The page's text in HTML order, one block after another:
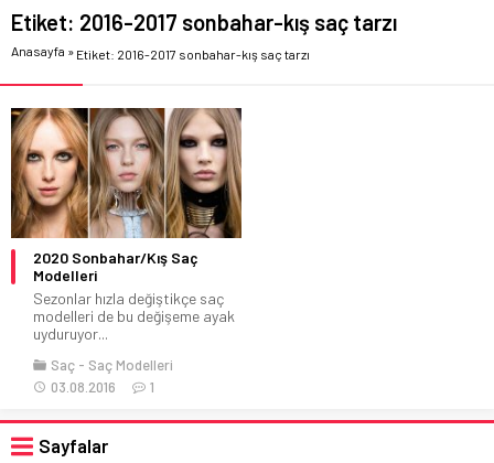
Etiket: 2016-2017 sonbahar-kış saç tarzı
Anasayfa » Etiket: 2016-2017 sonbahar-kış saç tarzı
2020 Sonbahar/Kış Saç
Modelleri
Sezonlar hızla değiştikçe saç
modelleri de bu değişeme ayak
uyduruyor...
Saç
Saç Modelleri
03.08.2016
1
Sayfalar